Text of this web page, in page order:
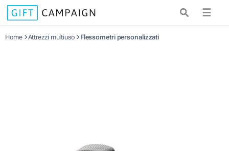
☰
Home Attrezzi multiuso Flessometri personalizzati